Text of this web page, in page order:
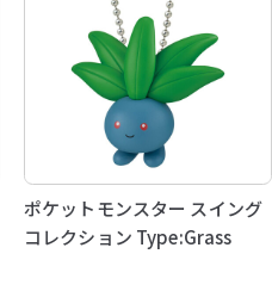
ポケットモンスター スイング
コレクション Type:Grass